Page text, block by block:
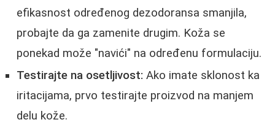
efikasnost određenog dezodoransa smanjila,
probajte da ga zamenite drugim. Koža se
ponekad može "navići" na određenu formulaciju.
Testirajte na osetljivost: Ako imate sklonost ka
iritacijama, prvo testirajte proizvod na manjem
delu kože.